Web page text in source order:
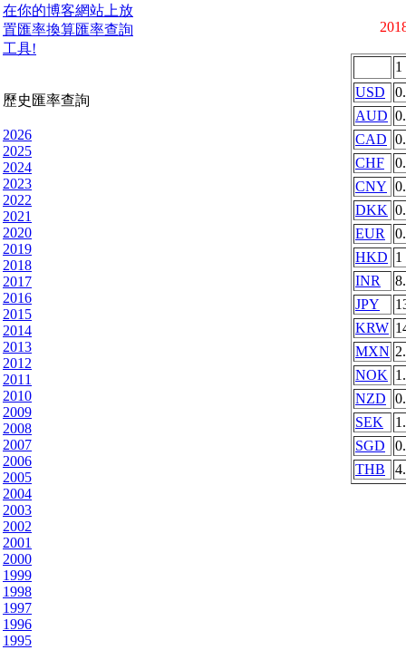
在你的博客網站上放
置匯率換算匯率查詢
工具!
歷史匯率查詢
2026
2025
2024
2023
2022
2021
2020
2019
2018
2017
2016
2015
2014
2013
2012
2011
2010
2009
2008
2007
2006
2005
2004
2003
2002
2001
2000
1999
1998
1997
1996
1995
1
USD
AUD
CAD
CHF
CNY
DKK
EUR
HKD 1
INR
JPY
KRW
MXN
NOK
NZD
SEK
SGD
THB